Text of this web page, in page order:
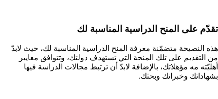
تقدّم على المنح الدراسية المناسبة لك
هذه النصيحة متضمّنة معرفة المنح الدراسية المناسبة لك، حيث لابدّ
من التقديم على تلك المنحة التي تستهدف دولتك، وتتوافق معايير
أهليّته مه مؤهلاتك، بالإضافة لابدّ أن ترتبط مجالات الدراسة فيها
بشهاداتك وخبراتك وبحثك.